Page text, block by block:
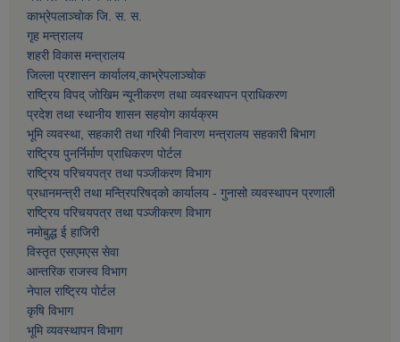
काभ्रेपलाञ्चाेक जि. स. स.
गृह मन्त्रालय
शहरी विकास मन्त्रालय
जिल्ला प्रशासन कार्यालय,काभ्रेपलाञ्चाेक
राष्ट्रिय विपद् जोखिम न्यूनीकरण तथा व्यवस्थापन प्राधिकरण
प्रदेश तथा स्थानीय शासन सहयोग कार्यक्रम
भूमि व्यवस्था, सहकारी तथा गरिबी निवारण मन्त्रालय सहकारी बिभाग
राष्ट्रिय पुनर्निर्माण प्राधिकरण पोर्टल
राष्ट्रिय परिचयपत्र तथा पञ्जीकरण विभाग
प्रधानमन्त्री तथा मन्त्रिपरिषद्को कार्यालय - गुनासो व्यवस्थापन प्रणाली
राष्ट्रिय परिचयपत्र तथा पञ्जीकरण विभाग
नमाेबुद्ध ई हाजिरी
विस्तृत एसएमएस सेवा
आन्तरिक राजस्व विभाग
नेपाल राष्ट्रिय पोर्टल
कृषि विभाग
भूमि व्यवस्थापन विभाग